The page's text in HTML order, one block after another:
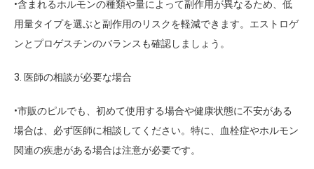
•含まれるホルモンの種類や量によって副作用が異なるため、低
用量タイプを選ぶと副作用のリスクを軽減できます。エストロゲ
ンとプロゲスチンのバランスも確認しましょう。
3. 医師の相談が必要な場合
•市販のピルでも、初めて使用する場合や健康状態に不安がある
場合は、必ず医師に相談してください。特に、血栓症やホルモン
関連の疾患がある場合は注意が必要です。